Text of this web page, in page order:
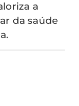
a
da saúde